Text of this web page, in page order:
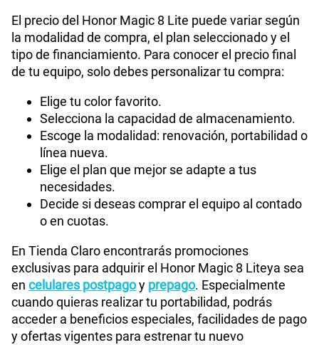
El precio del Honor Magic 8 Lite puede variar según
la modalidad de compra, el plan seleccionado y el
tipo de financiamiento. Para conocer el precio final
de tu equipo, solo debes personalizar tu compra:
Elige tu color favorito.
Selecciona la capacidad de almacenamiento.
Escoge la modalidad: renovación, portabilidad o
línea nueva.
Elige el plan que mejor se adapte a tus
necesidades.
Decide si deseas comprar el equipo al contado
o en cuotas.
En Tienda Claro encontrarás promociones
exclusivas para adquirir el Honor Magic 8 Liteya sea
en celulares postpagoy prepago. Especialmente
cuando quieras realizar tu portabilidad, podrás
acceder a beneficios especiales, facilidades de pago
y ofertas vigentes para estrenar tu nuevo